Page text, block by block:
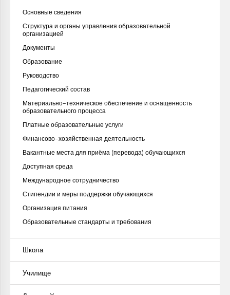
Основные сведения
Структура и органы управления образовательной
организацией
Документы
Образование
Руководство
Педагогический состав
Материально-техническое обеспечение и оснащенность
образовательного процесса
Платные образовательные услуги
Финансово-хозяйственная деятельность
Вакантные места для приёма (перевода) обучающихся
Доступная среда
Международное сотрудничество
Стипендии и меры поддержки обучающихся
Организация питания
Образовательные стандарты и требования
Школа
Училище